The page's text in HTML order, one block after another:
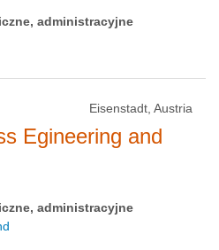
administracyjne
Eisenstadt, Austria
Egineering and
administracyjne